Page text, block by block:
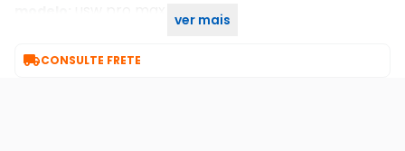
ver mais
CONSULTE FRETE